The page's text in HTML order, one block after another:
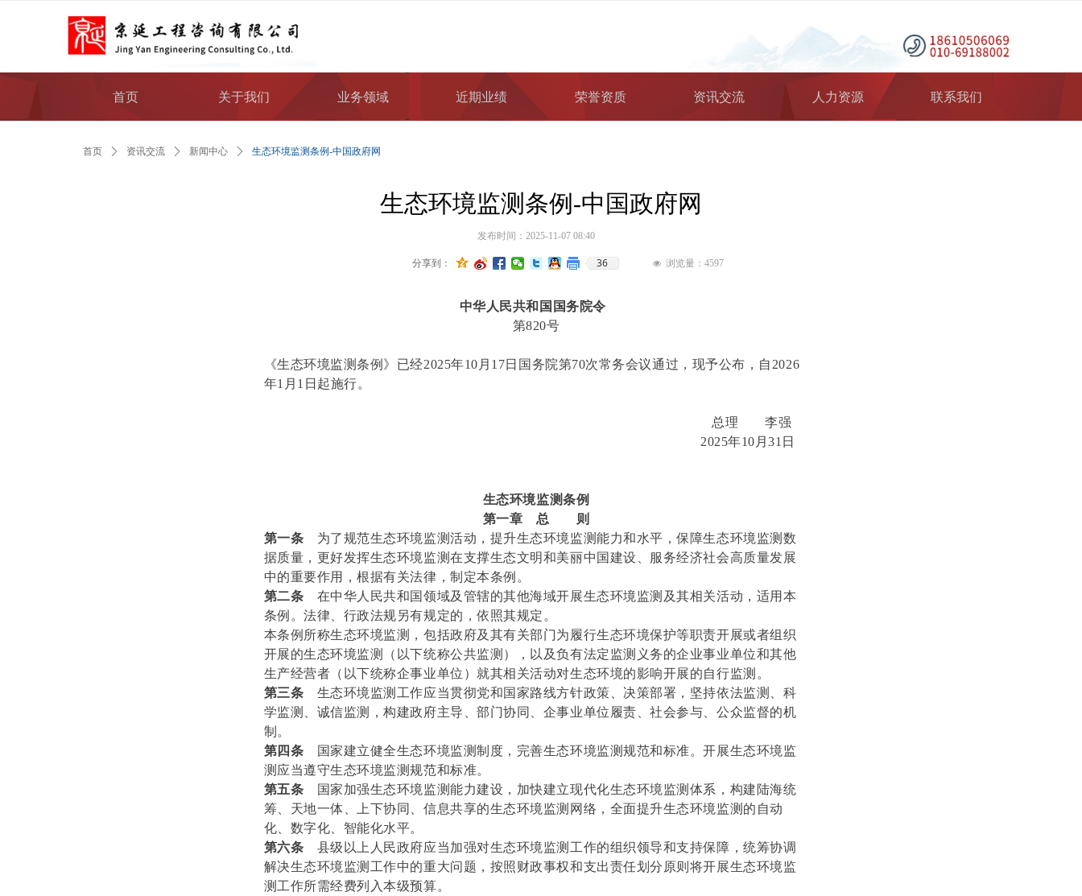
首页 关于我们 业务领域 近期业绩 荣誉资质 资讯交流 人力资源 联系我们
生态环境监测条例-中国政府网
中华人民共和国国务院令
第820号
《生态环境监测条例》已经2025年10月17日国务院第70次常务会议通过，现予公布，自2026
年1月1日起施行。
总理 李强
2025年10月31日
生态环境监测条例
第一章
总
则
第一条
为了规范生态环境监测活动，提升生态环境监测能力和水平，保障生态环境监测数
据质量，更好发挥生态环境监测在支撑生态文明和美丽中国建设、服务经济社会高质量发展
中的重要作用，根据有关法律，制定本条例。
第二条
在中华人民共和国领域及管辖的其他海域开展生态环境监测及其相关活动，适用本
条例。法律、行政法规另有规定的，依照其规定。
本条例所称生态环境监测，包括政府及其有关部门为履行生态环境保护等职责开展或者组织
开展的生态环境监测（以下统称公共监测），以及负有法定监测义务的企业事业单位和其他
生产经营者（以下统称企事业单位）就其相关活动对生态环境的影响开展的自行监测。
第三条
生态环境监测工作应当贯彻党和国家路线方针政策、决策部署，坚持依法监测、科
学监测、诚信监测，构建政府主导、部门协同、企事业单位履责、社会参与、公众监督的机
制。
第四条
国家建立健全生态环境监测制度，完善生态环境监测规范和标准。开展生态环境监
测应当遵守生态环境监测规范和标准。
第五条
国家加强生态环境监测能力建设，加快建立现代化生态环境监测体系，构建陆海统
筹、天地一体、上下协同、信息共享的生态环境监测网络，全面提升生态环境监测的自动
化、数字化、智能化水平。
第六条
县级以上人民政府应当加强对生态环境监测工作的组织领导和支持保障，统筹协调
解决生态环境监测工作中的重大问题，按照财政事权和支出责任划分原则将开展生态环境监
测工作所需经费列入本级预算。
发布时间： 2025-11-07 08:40
首页 ꄲ 资讯交流 ꄲ 新闻中心 ꄲ 生态环境监测条例-中国政府网
分享到： 36 넶 浏览量： 4597